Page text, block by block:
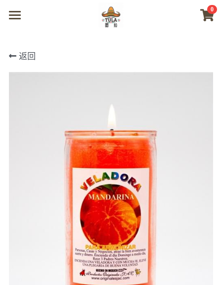
0
商城
微信联系
返回
×
商品分类
所有商品分类